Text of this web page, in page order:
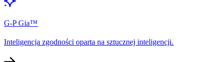
G-P Gia™​​
Inteligencja zgodności oparta na sztucznej inteligencji.​​